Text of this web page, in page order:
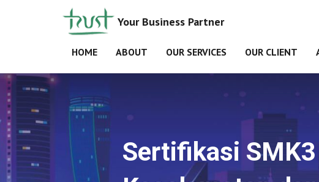
Your Business Partner
HOME ABOUT OUR SERVICES OUR CLIENT
Sertifikasi